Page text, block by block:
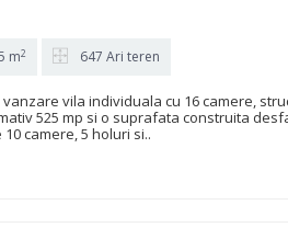
m2 647 Ari teren
vila individuala cu 16 camere,
525 mp si o suprafata construita
camere, 5 holuri si..